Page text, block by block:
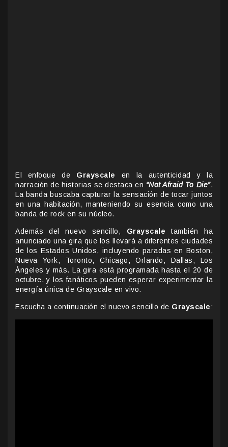
El enfoque de Grayscale
en la autenticidad y la
narración de historias se destaca en “Not Afraid To Die”.
La banda buscaba capturar la sensación de tocar juntos
en una habitación, manteniendo su esencia como una
banda de rock en su núcleo.
Además del nuevo sencillo, Grayscale también ha
anunciado una gira que los llevará a diferentes ciudades
de los Estados Unidos, incluyendo paradas en Boston,
Nueva York, Toronto, Chicago, Orlando, Dallas, Los
Ángeles y más. La gira está programada hasta el 20 de
octubre, y los fanáticos pueden esperar experimentar la
energía única de Grayscale en vivo.
Escucha a continuación el nuevo sencillo de Grayscale: